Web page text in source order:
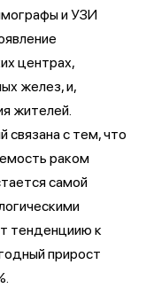
и УЗИ
центрах,
желез, и,
жителей.
связана с тем, что
раком
самой
тенденциию к
прирост